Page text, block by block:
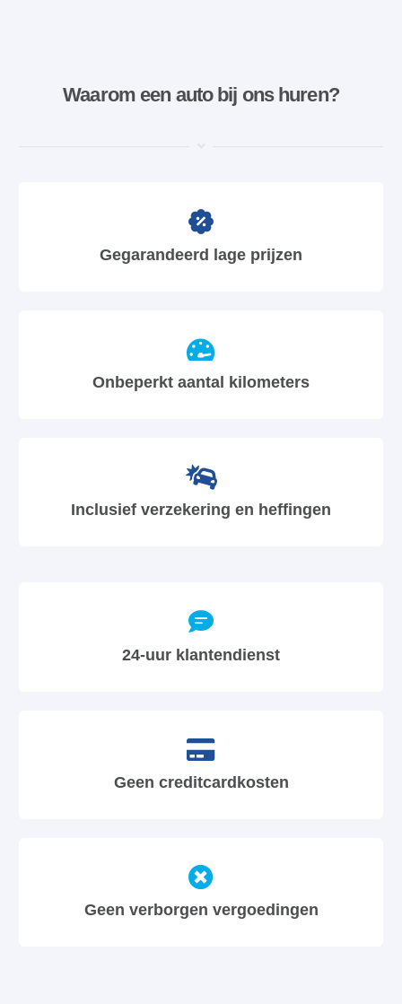
Waarom een ​​auto bij ons huren?
Gegarandeerd lage prijzen
Onbeperkt aantal kilometers
Inclusief verzekering en heffingen
24-uur klantendienst
Geen creditcardkosten
Geen verborgen vergoedingen